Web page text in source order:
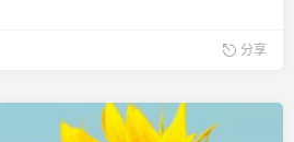
分享